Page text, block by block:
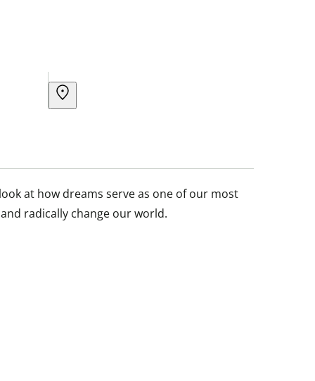
at how dreams serve as one of our most
radically change our world.